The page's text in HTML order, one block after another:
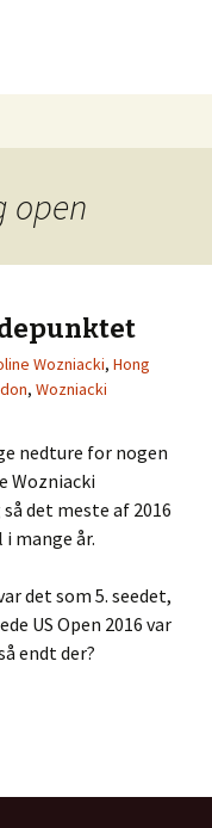
open
Wozniacki, Hong
, Wozniacki
nedture for nogen
Wozniacki
det meste af 2016
mange år.
det som 5. seedet,
US Open 2016 var
endt der?